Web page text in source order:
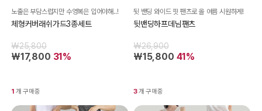
노출은 부담스럽지만 수영복은 입어야해..!
체형커버래쉬가드3종세트
₩25,800
₩17,800 31%
1 개 구매중
뒷 밴딩 와이드 핏 팬츠로 올 여름 시원하게!
뒷밴딩하프데님팬츠
₩26,900
₩15,800 41%
3개 구매중